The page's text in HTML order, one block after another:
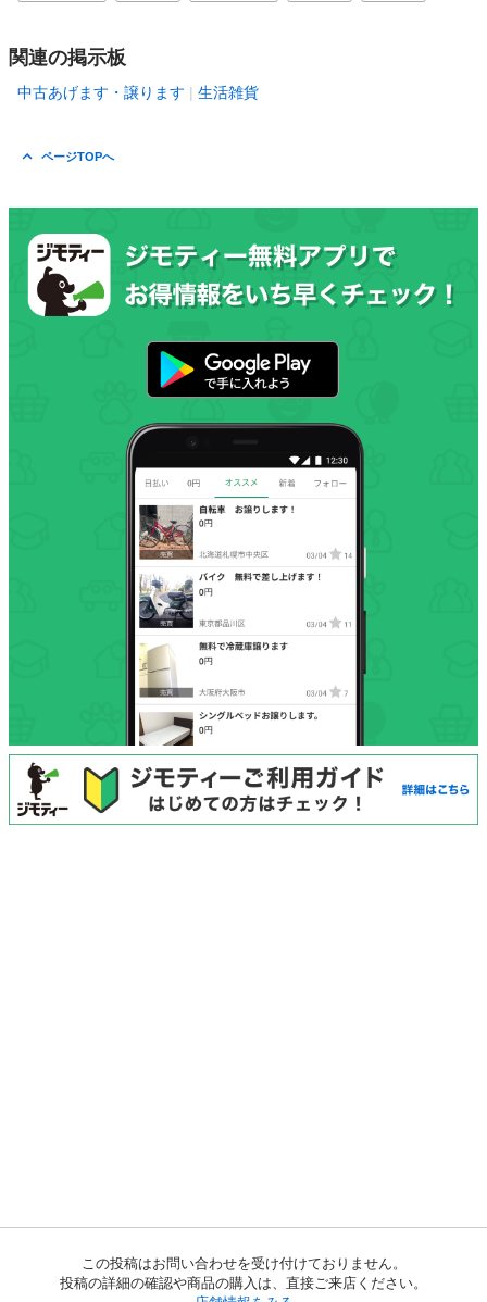
この投稿はお問い合わせを受け付けておりません。
投稿の詳細の確認や商品の購入は、直接ご来店ください。
関連の掲示板
中古あげます・譲ります 生活雑貨
ページTOPへ